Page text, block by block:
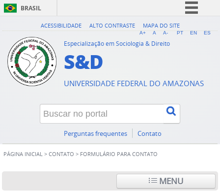
BRASIL
Simplifique!
Comunica BR
Legislação
Canais
ACESSIBILIDADE ALTO CONTRASTE MAPA DO SITE
A+ A A- PT EN ES
Especialização em Sociologia & Direito
S&D
UNIVERSIDADE FEDERAL DO AMAZONAS
Perguntas frequentes Contato
PÁGINA INICIAL > CONTATO > FORMULÁRIO PARA CONTATO
MENU